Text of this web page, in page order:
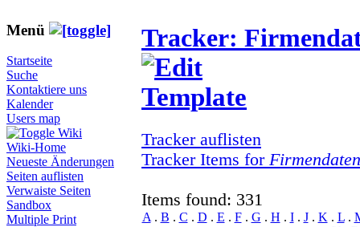
Menü
Startseite
Suche
Kontaktiere uns
Kalender
Users map
Wiki
Wiki-Home
Neueste Änderungen
Seiten auflisten
Verwaiste Seiten
Sandbox
Multiple Print
Tracker:
Tracker auflisten
Tracker Items for
Items found: 331
A . B . C . D . E . F. G . H . I. J. K . L.